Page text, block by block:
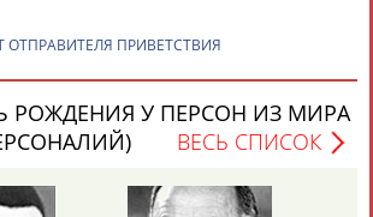
Камиль
Загалав
ОТПРАВИТЕЛЯ ПРИВЕТСТВИЯ
РОЖДЕНИЯ У ПЕРСОН ИЗ МИРА
ВЕСЬ СПИСОК